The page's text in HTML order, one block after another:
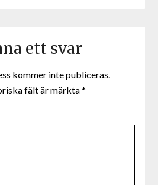
ett svar
kommer inte publiceras.
fält är märkta*